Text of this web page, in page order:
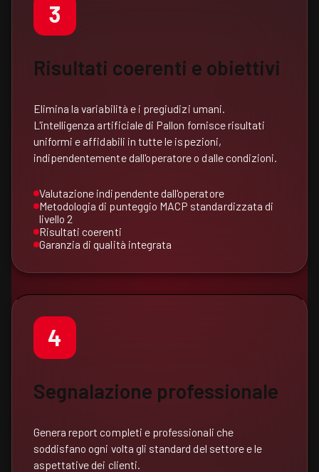
3
Risultati coerenti e obiettivi
Elimina la variabilità e i pregiudizi umani.
L'intelligenza artificiale di Pallon fornisce risultati
uniformi e affidabili in tutte le ispezioni,
indipendentemente dall'operatore o dalle condizioni.
Valutazione indipendente dall'operatore
Metodologia di punteggio MACP standardizzata di
livello 2
Risultati coerenti
Garanzia di qualità integrata
4
Segnalazione professionale
Genera report completi e professionali che
soddisfano ogni volta gli standard del settore e le
aspettative dei clienti.